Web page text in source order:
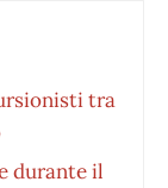
tra
durante il